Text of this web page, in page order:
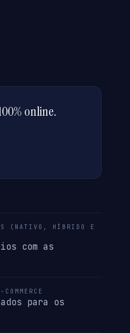
online.
(NATIVO, HÍBRIDO E
com as
para os